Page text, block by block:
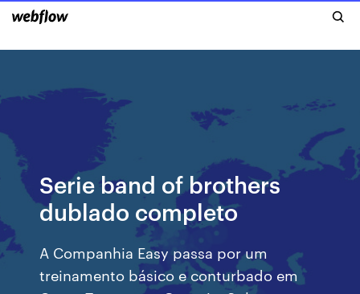
Serie band of brothers
dublado completo
A Companhia Easy passa por um
treinamento básico e conturbado em